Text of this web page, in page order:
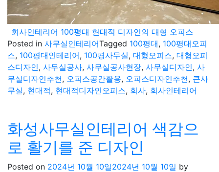
회사인테리어 100평대 현대적 디자인의 대형 오피스
Posted in 사무실인테리어Tagged 100평대, 100평대오피
스, 100평대인테리어, 100평사무실, 대형오피스, 대형오피
스디자인, 사무실공사, 사무실공사현장, 사무실디자인, 사
무실디자인추천, 오피스공간활용, 오피스디자인추천, 큰사
무실, 현대적, 현대적디자인오피스, 회사, 회사인테리어
화성사무실인테리어 색감으
로 활기를 준 디자인
Posted on 2024년 10월 10일2024년 10월 10일 by